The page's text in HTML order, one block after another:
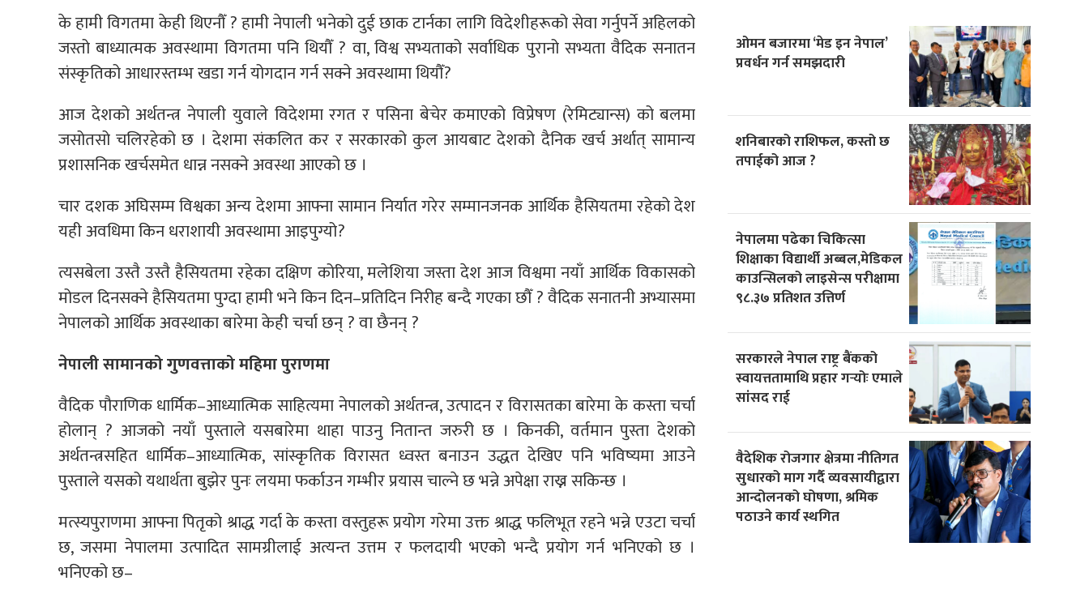
के हामी विगतमा केही थिएनौँ ? हामी नेपाली भनेको दुई छाक टार्नका लागि विदेशीहरूको सेवा गर्नुपर्ने अहिलको
जस्तो बाध्यात्मक अवस्थामा विगतमा पनि थियौँ ? वा, विश्व सभ्यताको सर्वाधिक पुरानो सभ्यता वैदिक सनातन
संस्कृतिको आधारस्तम्भ खडा गर्न योगदान गर्न सक्ने अवस्थामा थियौँ?
आज देशको अर्थतन्त्र नेपाली युवाले विदेशमा रगत र पसिना बेचेर कमाएको विप्रेषण (रेमिट्यान्स) को बलमा
जसोतसो चलिरहेको छ । देशमा संकलित कर र सरकारको कुल आयबाट देशको दैनिक खर्च अर्थात् सामान्य
प्रशासनिक खर्चसमेत धान्न नसक्ने अवस्था आएको छ ।
चार दशक अघिसम्म विश्वका अन्य देशमा आफ्ना सामान निर्यात गरेर सम्मानजनक आर्थिक हैसियतमा रहेको देश
यही अवधिमा किन धराशायी अवस्थामा आइपुग्यो?
त्यसबेला उस्तै उस्तै हैसियतमा रहेका दक्षिण कोरिया, मलेशिया जस्ता देश आज विश्वमा नयाँ आर्थिक विकासको
मोडल दिनसक्ने हैसियतमा पुग्दा हामी भने किन दिन–प्रतिदिन निरीह बन्दै गएका छौँ ? वैदिक सनातनी अभ्यासमा
नेपालको आर्थिक अवस्थाका बारेमा केही चर्चा छन् ? वा छैनन् ?
नेपाली सामानको गुणवत्ताको महिमा पुराणमा
वैदिक पौराणिक धार्मिक–आध्यात्मिक साहित्यमा नेपालको अर्थतन्त्र, उत्पादन र विरासतका बारेमा के कस्ता चर्चा
होलान् ? आजको नयाँ पुस्ताले यसबारेमा थाहा पाउनु नितान्त जरुरी छ । किनकी, वर्तमान पुस्ता देशको
अर्थतन्त्रसहित धार्मिक–आध्यात्मिक, सांस्कृतिक विरासत ध्वस्त बनाउन उद्धत देखिए पनि भविष्यमा आउने
पुस्ताले यसको यथार्थता बुझेर पुनः लयमा फर्काउन गम्भीर प्रयास चाल्ने छ भन्ने अपेक्षा राख्न सकिन्छ ।
मत्स्यपुराणमा आफ्ना पितृको श्राद्ध गर्दा के कस्ता वस्तुहरू प्रयोग गरेमा उक्त श्राद्ध फलिभूत रहने भन्ने एउटा चर्चा
छ, जसमा नेपालमा उत्पादित सामग्रीलाई अत्यन्त उत्तम र फलदायी भएको भन्दै प्रयोग गर्न भनिएको छ ।
भनिएको छ–
ओमन बजारमा ‘मेड इन नेपाल’
प्रवर्धन गर्न समझदारी
शनिबारको राशिफल, कस्तो छ
तपाईको आज ?
नेपालमा पढेका चिकित्सा
शिक्षाका विद्यार्थी अब्बल,मेडिकल
काउन्सिलको लाइसेन्स परीक्षामा
९८.३७ प्रतिशत उत्तिर्ण
सरकारले नेपाल राष्ट्र बैंकको
स्वायत्ततामाथि प्रहार गर्‍योः एमाले
सांसद राई
वैदेशिक रोजगार क्षेत्रमा नीतिगत
सुधारको माग गर्दै व्यवसायीद्वारा
आन्दोलनको घोषणा, श्रमिक
पठाउने कार्य स्थगित